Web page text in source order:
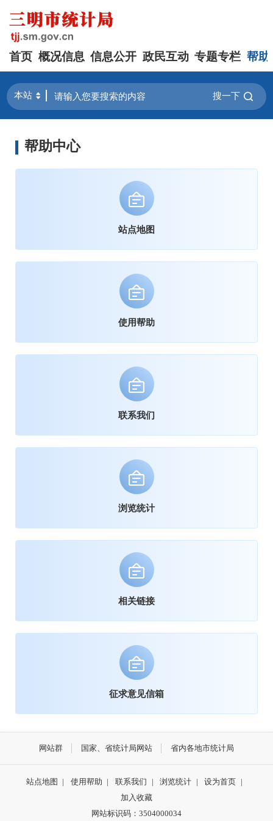
首页 概况信息 信息公开 政民互动 专题专栏 帮助
搜一下
帮助中心
站点地图
使用帮助
联系我们
浏览统计
相关链接
征求意见信箱
网站群 国家、省统计局网站 省内各地市统计局
站点地图 | 使用帮助 | 联系我们 | 浏览统计 | 设为首页 |
加入收藏
网站标识码：3504000034